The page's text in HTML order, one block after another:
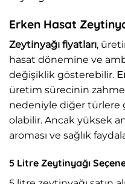
Erken Hasat
Zeytinyağı fiyatları,
hasat dönemine ve
değişiklik gösterebilir.
üretim sürecinin
nedeniyle diğer türlere
olabilir. Ancak yüksek
aroması ve sağlık
5 Litre Zeytinyağı